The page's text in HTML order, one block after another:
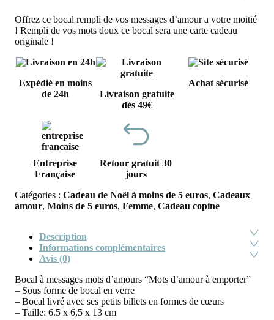
Offrez ce bocal rempli de vos messages d’amour a votre moitié
! Rempli de vos mots doux ce bocal sera une carte cadeau
originale !
Expédié en moins
de 24h
Livraison gratuite
dès 49€
Achat sécurisé
Entreprise
Française
Retour gratuit 30
jours
Catégories : Cadeau de Noël à moins de 5 euros, Cadeaux
amour, Moins de 5 euros, Femme, Cadeau copine
Description
Informations complémentaires
Avis (0)
Bocal à messages mots d’amours “Mots d’amour à emporter”
– Sous forme de bocal en verre
– Bocal livré avec ses petits billets en formes de cœurs
– Taille: 6.5 x 6,5 x 13 cm